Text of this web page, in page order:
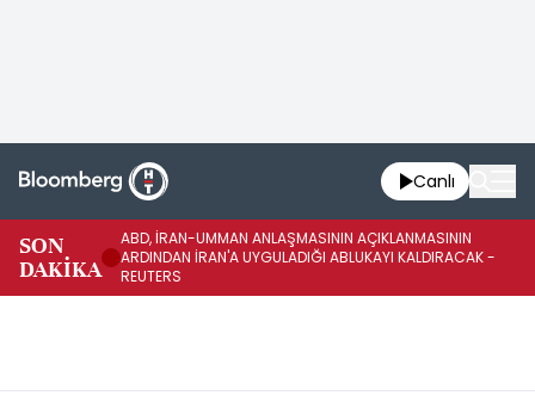
Canlı
SON
DAKİKA
ABD, İRAN-UMMAN ANLAŞMASININ AÇIKLANMASININ
ARDINDAN İRAN'A UYGULADIĞI ABLUKAYI KALDIRACAK -
REUTERS